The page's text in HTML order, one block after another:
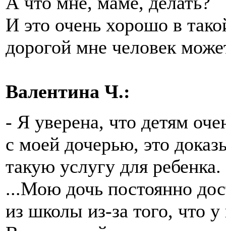
И это очень хорошо в
дорогой мне человек
Валентина Ч.:
- Я уверена, что детям
с моей дочерью, это
такую услугу для ребенка.
...Мою дочь постоянно
из школы из-за того, что